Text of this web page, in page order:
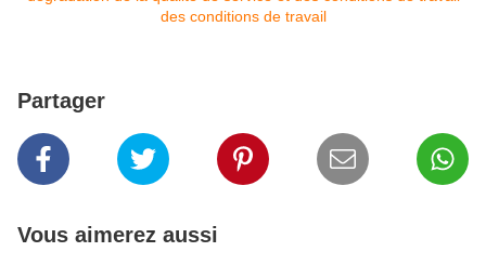
Partager
Vous aimerez aussi